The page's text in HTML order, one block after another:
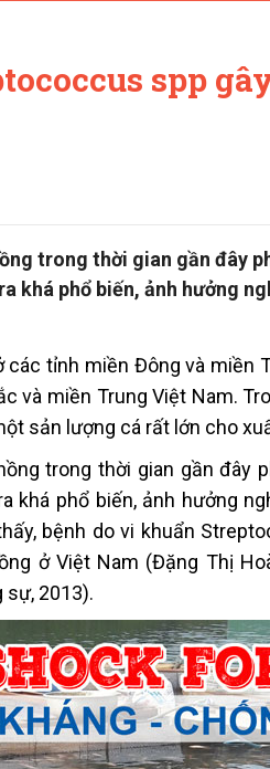
spp
trong thời gian gần đây
khá phổ biến, ảnh hưởng
tỉnh miền Đông và miền
và miền Trung Việt Nam.
sản lượng cá rất lớn cho
trong thời gian gần đây
khá phổ biến, ảnh hưởng
bệnh do vi khuẩn
ở Việt Nam (Đặng Thị
sự, 2013).